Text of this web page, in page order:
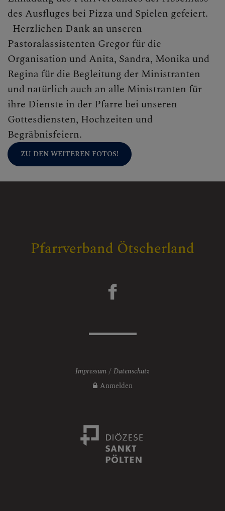
des Ausfluges bei Pizza und Spielen gefeiert.
Herzlichen Dank an unseren
Pastoralassistenten Gregor für die
Organisation und Anita, Sandra, Monika und
Regina für die Begleitung der Ministranten
und natürlich auch an alle Ministranten für
ihre Dienste in der Pfarre bei unseren
Gottesdiensten, Hochzeiten und
Begräbnisfeiern.
ZU DEN WEITEREN FOTOS!
Pfarrverband Ötscherland
Impressum
Datenschutz
Anmelden